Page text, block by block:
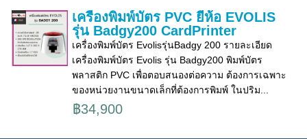
เครื่องพิมพ์บัตร PVC ยี่ห้อ EVOLIS
รุ่น Badgy200 CardPrinter
เครื่องพิมพ์บัตร Evolisรุ่นBadgy 200 รายละเอียด
เครื่องพิมพ์บัตร Evolis รุ่น Badgy200 พิมพ์บัตร
พลาสติก PVC เพื่อตอบสนองต่อความ ต้องการเฉพาะ
ของหน่วยงานขนาดเล็กที่ต้องการพิมพ์ ในปริม...
฿34,900